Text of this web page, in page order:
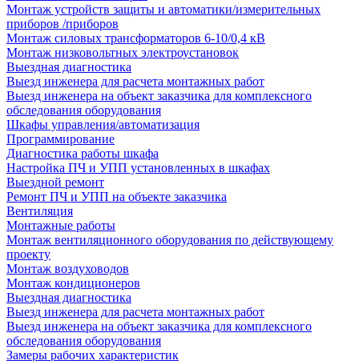
Монтаж устройств защиты и автоматики/измерительных
приборов /приборов
Монтаж силовых трансформаторов 6-10/0,4 кВ
Монтаж низковольтных электроустановок
Выездная диагностика
Выезд инженера для расчета монтажных работ
Выезд инженера на объект заказчика для комплексного
обследования оборудования
Шкафы управления/автоматизация
Программирование
Диагностика работы шкафа
Настройка ПЧ и УПП установленных в шкафах
Выездной ремонт
Ремонт ПЧ и УПП на объекте заказчика
Вентиляция
Монтажные работы
Монтаж вентиляционного оборудования по действующему
проекту
Монтаж воздуховодов
Монтаж кондиционеров
Выездная диагностика
Выезд инженера для расчета монтажных работ
Выезд инженера на объект заказчика для комплексного
обследования оборудования
Замеры рабочих характеристик